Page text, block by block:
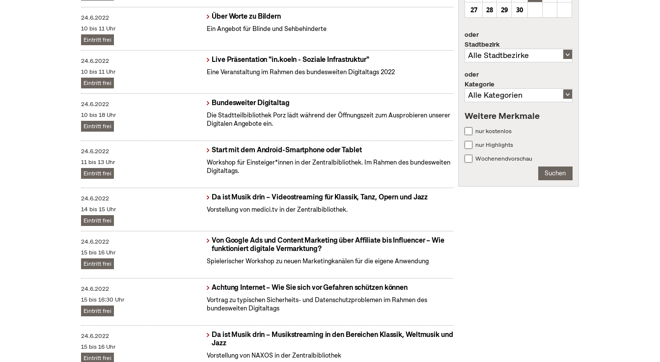
24.6.2022
10 bis 11 Uhr
Eintritt frei
Über Worte zu Bildern
Ein Angebot für Blinde und Sehbehinderte
24.6.2022
10 bis 11 Uhr
Eintritt frei
Live Präsentation "in.koeln - Soziale Infrastruktur"
Eine Veranstaltung im Rahmen des bundesweiten Digitaltags 2022
24.6.2022
10 bis 18 Uhr
Eintritt frei
Bundesweiter Digitaltag
Die Stadtteilbibliothek Porz lädt während der Öffnungszeit zum Ausprobieren unserer
Digitalen Angebote ein.
24.6.2022
11 bis 13 Uhr
Eintritt frei
Start mit dem Android-Smartphone oder Tablet
Workshop für Einsteiger*innen in der Zentralbibliothek. Im Rahmen des bundesweiten
Digitaltags.
24.6.2022
14 bis 15 Uhr
Eintritt frei
Da ist Musik drin – Videostreaming für Klassik, Tanz, Opern und Jazz
Vorstellung von medici.tv in der Zentralbibliothek.
24.6.2022
15 bis 16 Uhr
Eintritt frei
Von Google Ads und Content Marketing über Affiliate bis Influencer – Wie
funktioniert digitale Vermarktung?
Spielerischer Workshop zu neuen Marketingkanälen für die eigene Anwendung
24.6.2022
15 bis 16:30 Uhr
Eintritt frei
Achtung Internet – Wie Sie sich vor Gefahren schützen können
Vortrag zu typischen Sicherheits- und Datenschutzproblemen im Rahmen des
bundesweiten Digitaltags
24.6.2022
15 bis 16 Uhr
Eintritt frei
Da ist Musik drin – Musikstreaming in den Bereichen Klassik, Weltmusik und
Jazz
Vorstellung von NAXOS in der Zentralbibliothek
27
28 29 30
oder
Stadtbezirk
oder
Kategorie
Weitere Merkmale
nur kostenlos
nur Highlights
Wochenendvorschau
Suchen